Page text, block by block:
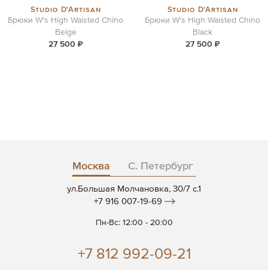
Studio D'Artisan
Брюки W's High Waisted Chino
Beige
27 500 ₽
Studio D'Artisan
Брюки W's High Waisted Chino
Black
27 500 ₽
Москва С. Петербург
ул.Большая Молчановка, 30/7 c.1
+7 916 007-19-69
Пн-Вс: 12:00 - 20:00
+7 812 992-09-21